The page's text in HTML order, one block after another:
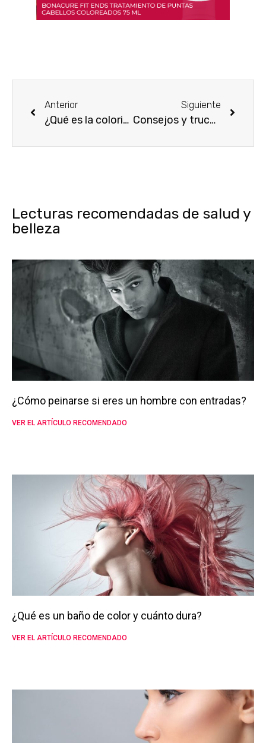
Anterior
¿Qué es la colorimetría y cómo saber qué color te sienta mejor?
Siguiente
Consejos y trucos para disimular las canas en las cejas
Lecturas recomendadas de salud y
belleza
¿Cómo peinarse si eres un hombre con entradas?
VER EL ARTÍCULO RECOMENDADO
¿Qué es un baño de color y cuánto dura?
VER EL ARTÍCULO RECOMENDADO